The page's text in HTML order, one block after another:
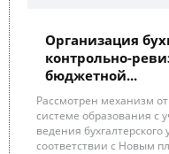
Организация
контрольно-
бюджетной...
Рассмотрен механизм
системе образования с
ведения
соответствии с Новым